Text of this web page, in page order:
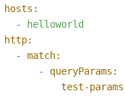
hosts:
-
helloworld
http:
-
match:
-
queryParams:
test-